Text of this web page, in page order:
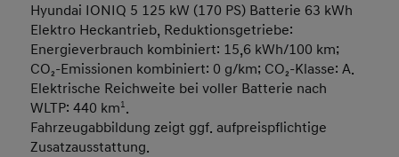
Hyundai IONIQ 5 125 kW (170 PS) Batterie 63 kWh
Elektro Heckantrieb, Reduktionsgetriebe:
Energieverbrauch kombiniert: 15,6 kWh/100 km;
CO₂-Emissionen kombiniert: 0 g/km; CO₂-Klasse: A.
Elektrische Reichweite bei voller Batterie nach
WLTP: 440 km1.
Fahrzeugabbildung zeigt ggf. aufpreispflichtige
Zusatzausstattung.